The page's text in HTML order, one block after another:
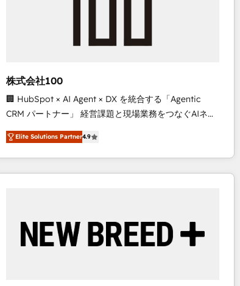
株式会社100
🏢 HubSpot × AI Agent × DX を統合する「Agentic
CRM パートナー」 経営課題と現場業務をつなぐAIネイ
ティブ・エージェンシーとして、HubSpot Eliteの実装
力で顧客フロント業務を再設計します。 💡 100inc は何
をする会社か？ HubSpotを共通基盤に、AIエージェン
トを組み込んだ顧客フロント業務（マーケティング・営
を、CRMを軸とした全社共通基盤に再構築します。意
思決定者・PMO・現場担当者に並走します。 1️⃣
Elite Solutions Partner4.9